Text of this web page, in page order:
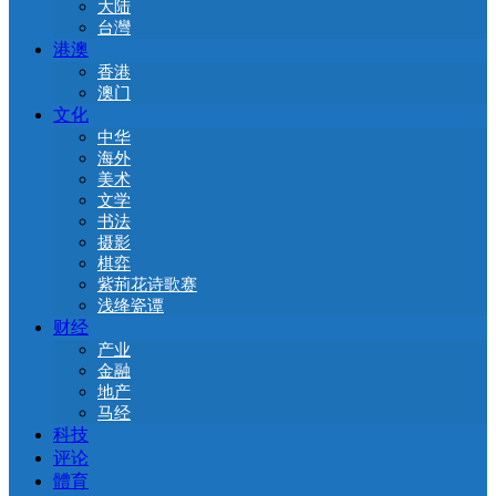
大陆
台灣
港澳
香港
澳门
文化
中华
海外
美术
文学
书法
摄影
棋弈
紫荊花诗歌赛
浅绛瓷谭
财经
产业
金融
地产
马经
科技
评论
體育